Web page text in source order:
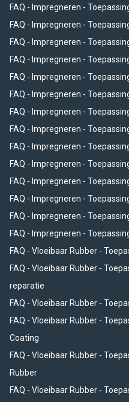
FAQ - Impregneren -
FAQ - Impregneren -
FAQ - Impregneren -
FAQ - Impregneren -
FAQ - Impregneren -
FAQ - Impregneren -
FAQ - Impregneren -
FAQ - Impregneren -
FAQ - Impregneren -
FAQ - Impregneren -
FAQ - Impregneren -
FAQ - Impregneren -
FAQ - Impregneren -
FAQ - Impregneren -
FAQ - Vloeibaar Rubber -
FAQ - Vloeibaar Rubber -
reparatie
FAQ - Vloeibaar Rubber -
FAQ - Vloeibaar Rubber -
Coating
FAQ - Vloeibaar Rubber -
Rubber
FAQ - Vloeibaar Rubber -